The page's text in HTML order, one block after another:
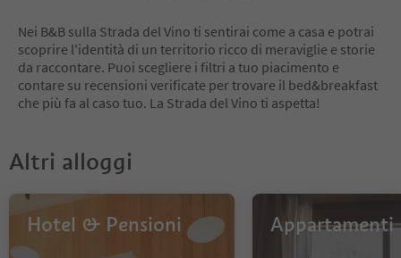
10
11
13
Nei B&B sulla Strada del Vino ti sentirai come a casa e potrai
scoprire l'identità di un territorio ricco di meraviglie e storie
da raccontare. Puoi scegliere i filtri a tuo piacimento e
contare su recensioni verificate per trovare il bed&breakfast
che più fa al caso tuo. La Strada del Vino ti aspetta!
Altri alloggi
Hotel & Pensioni Appartamenti